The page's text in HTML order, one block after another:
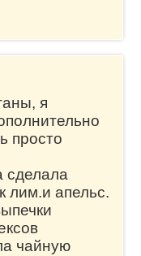
я
просто
сделала
лим.и апельс.
чайную